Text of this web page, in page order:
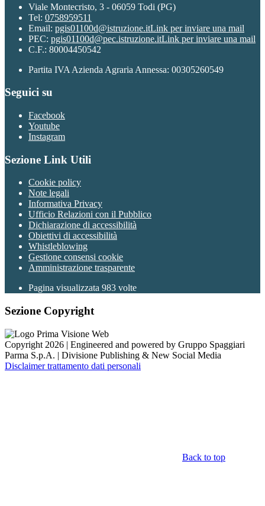
Viale Montecristo, 3 - 06059 Todi (PG)
Tel: 0758959511
Email: pgis01100d@istruzione.itLink per inviare una mail
PEC: pgis01100d@pec.istruzione.itLink per inviare una mail
C.F.: 80004450542
Partita IVA Azienda Agraria Annessa: 00305260549
Seguici su
Facebook
Youtube
Instagram
Sezione Link Utili
Cookie policy
Note legali
Informativa Privacy
Ufficio Relazioni con il Pubblico
Dichiarazione di accessibilità
Obiettivi di accessibilità
Whistleblowing
Gestione consensi cookie
Amministrazione trasparente
Pagina visualizzata 983 volte
Sezione Copyright
Copyright 2026 | Engineered and powered by Gruppo Spaggiari
Parma S.p.A. | Divisione Publishing & New Social Media
Disclaimer trattamento dati personali
Back to top